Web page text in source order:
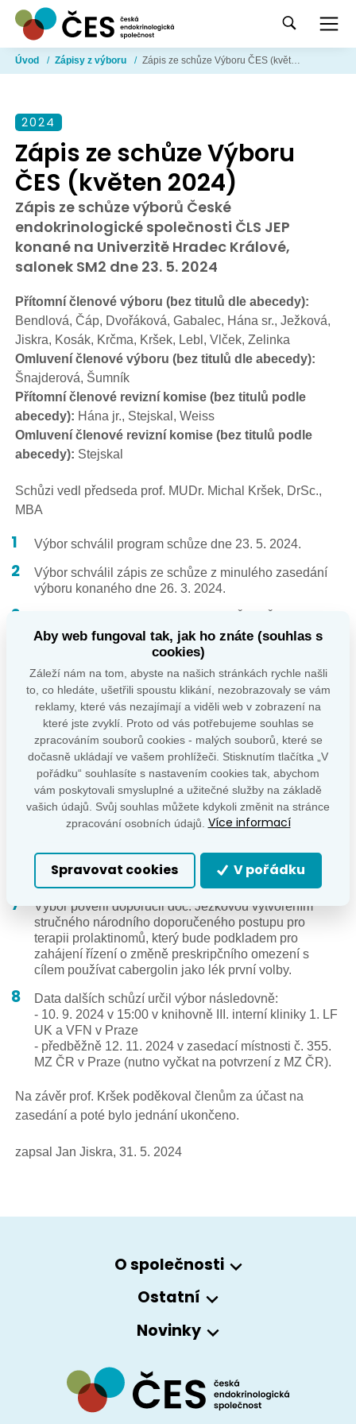
Úvod / Zápisy z výboru / Zápis ze schůze Výboru ČES (květen 2024)
2024
Zápis ze schůze Výboru
ČES (květen 2024)
Zápis ze schůze výborů České
endokrinologické společnosti ČLS JEP
konané na Univerzitě Hradec Králové,
salonek SM2 dne 23. 5. 2024
Přítomní členové výboru (bez titulů dle abecedy):
Bendlová, Čáp, Dvořáková, Gabalec, Hána sr., Ježková,
Jiskra, Kosák, Krčma, Kršek, Lebl, Vlček, Zelinka
Omluvení členové výboru (bez titulů dle abecedy):
Šnajderová, Šumník
Přítomní členové revizní komise (bez titulů podle
abecedy): Hána jr., Stejskal, Weiss
Omluvení členové revizní komise (bez titulů podle
abecedy): Stejskal
Schůzi vedl předseda prof. MUDr. Michal Kršek, DrSc.,
MBA
Výbor schválil program schůze dne 23. 5. 2024.
Výbor schválil zápis ze schůze z minulého zasedání
výboru konaného dne 26. 3. 2024.
komise pro výběrová řízení v oboru endokrinologie
Magistrátu hl. m. Prahy: doc. Límanová, prof. Hána,
MUDr. Stejskal a MUDr. Weiss.
Po široké diskuzi výbor schválil konání
Endokrinologických dnů 2025 v termínu 16. - 18. 10.
2025 v Olomouci.
Prof. Kršek připravil vyjádření výboru ČES k žádosti
SÚKL o stanovení úhrady přípravku s osilodrostatem.
Výbor stanovisko schválil včetně dodatku, který
připravili MUDr. Kosák a MUDr. Krčma.
Výbor doporučil, aby ČES ČLS JEP podala žádosti o
mini-invazivní výkony v terapii u tyreoidálních uzlů:
chemická (ethanolová) ablace a termická ablace.
Výbor pověřil doporučil doc. Ježkovou vytvořením
stručného národního doporučeného postupu pro
terapii prolaktinomů, který bude podkladem pro
zahájení řízení o změně preskripčního omezení s
cílem používat cabergolin jako lék první volby.
Data dalších schůzí určil výbor následovně:
- 10. 9. 2024 v 15:00 v knihovně III. interní kliniky 1. LF
UK a VFN v Praze
- předběžně 12. 11. 2024 v zasedací místnosti č. 355.
MZ ČR v Praze (nutno vyčkat na potvrzení z MZ ČR).
Na závěr prof. Kršek poděkoval členům za účast na
zasedání a poté bylo jednání ukončeno.
zapsal Jan Jiskra, 31. 5. 2024
O společnosti
Ostatní
Novinky
Aby web fungoval tak, jak ho znáte (souhlas s
cookies)
Záleží nám na tom, abyste na našich stránkách rychle našli
to, co hledáte, ušetřili spoustu klikání, nezobrazovaly se vám
reklamy, které vás nezajímají a viděli web v zobrazení na
které jste zvyklí. Proto od vás potřebujeme souhlas se
zpracováním souborů cookies - malých souborů, které se
dočasně ukládají ve vašem prohlížeči. Stisknutím tlačítka „V
pořádku“ souhlasíte s nastavením cookies tak, abychom
vám poskytovali smysluplné a užitečné služby na základě
vašich údajů. Svůj souhlas můžete kdykoli změnit na stránce
zpracování osobních údajů. Více informací
Spravovat cookies V pořádku